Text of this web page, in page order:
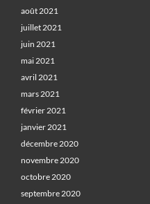
août 2021
juillet 2021
juin 2021
mai 2021
avril 2021
mars 2021
février 2021
janvier 2021
décembre 2020
novembre 2020
octobre 2020
septembre 2020